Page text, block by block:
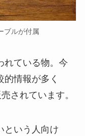
ブルが付属
れている物。今
情報が多く
されています。
という人向け